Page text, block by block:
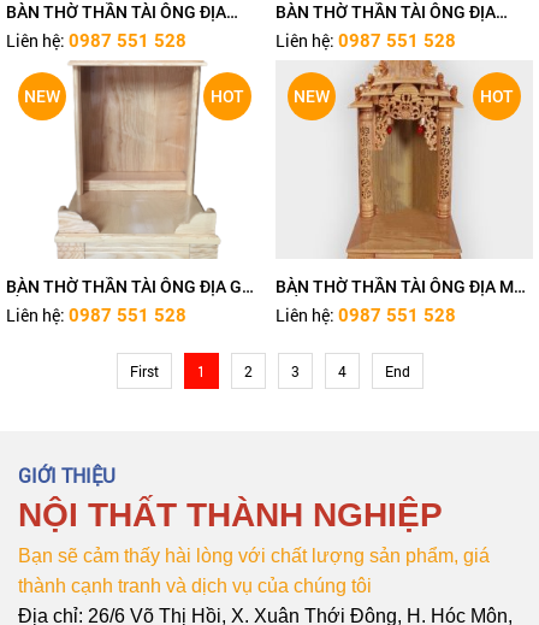
BÀN THỜ THẦN TÀI ÔNG ĐỊA
TN374
Liên hệ: 0987 551 528
BÀN THỜ THẦN TÀI ÔNG ĐỊA
TN373
Liên hệ: 0987 551 528
HOT
NEW
BÀN THỜ THẦN TÀI ÔNG ĐỊA GỖ
SỒI HIỆN ĐẠI TN372
Liên hệ: 0987 551 528
HOT
NEW
BÀN THỜ THẦN TÀI ÔNG ĐỊA MÁI
DỐC TN371
Liên hệ: 0987 551 528
First 1 2 3 4 End
GIỚI THIỆU
NỘI THẤT THÀNH NGHIỆP
Bạn sẽ cảm thấy hài lòng với chất lượng sản phẩm, giá
thành cạnh tranh và dịch vụ của chúng tôi
Địa chỉ: 26/6 Võ Thị Hồi, X. Xuân Thới Đông, H. Hóc Môn,